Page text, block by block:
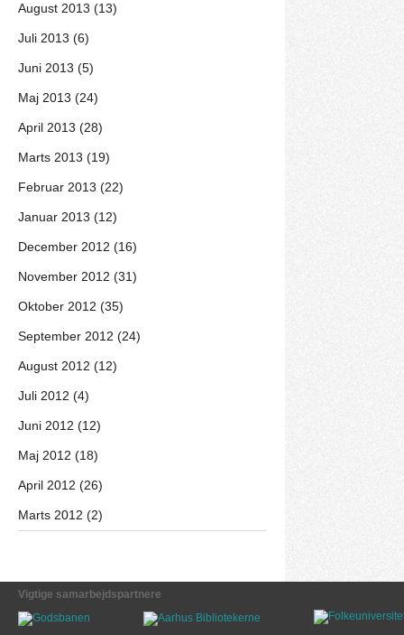
August 2013 (13)
Juli 2013 (6)
Juni 2013 (5)
Maj 2013 (24)
April 2013 (28)
Marts 2013 (19)
Februar 2013 (22)
Januar 2013 (12)
December 2012 (16)
November 2012 (31)
Oktober 2012 (35)
September 2012 (24)
August 2012 (12)
Juli 2012 (4)
Juni 2012 (12)
Maj 2012 (18)
April 2012 (26)
Marts 2012 (2)
Vigtige samarbejdspartnere